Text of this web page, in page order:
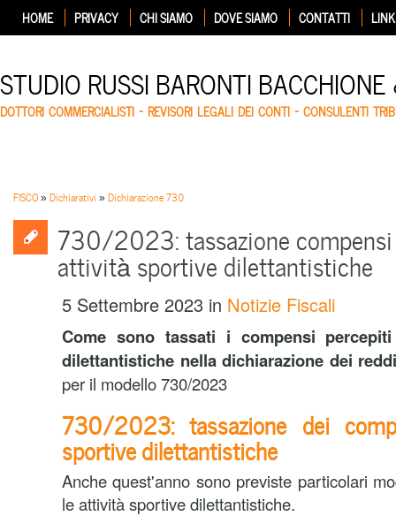
HOME PRIVACY CHI SIAMO DOVE SIAMO CONTATTI LINK
STUDIO RUSSI BARONTI
DOTTORI COMMERCIALISTI – REVISORI LEGALI DEI CONTI – CONSULENTI
FISCO»Dichiarativi »Dichiarazione 730
730/2023: tassazione
attività sportive dilettantistiche
5 Settembre 2023 in Notizie Fiscali
Come sono tassati i compensi
dilettantistiche nella dichiarazione dei
per il modello 730/2023
730/2023: tassazione dei
sportive dilettantistiche
Anche quest'anno sono previste particolari
le attività sportive dilettantistiche.